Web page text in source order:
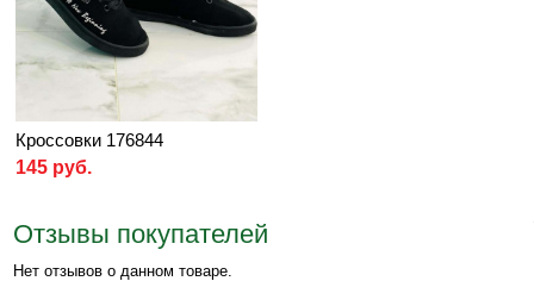
Кроссовки 176844
145 руб.
Отзывы покупателей
Нет отзывов о данном товаре.